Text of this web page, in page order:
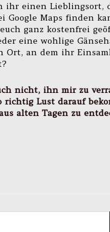
ihr einen Lieblingsort,
Google Maps finden
ganz kostenfrei
eine wohlige
Ort, an dem ihr
nicht, ihn mir zu
richtig Lust darauf
alten Tagen zu